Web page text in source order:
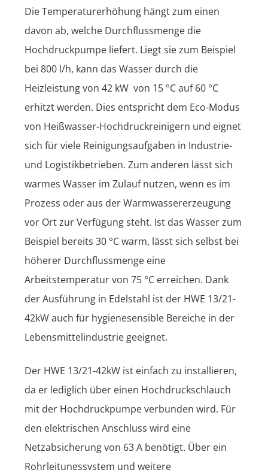
Die Temperaturerhöhung hängt zum einen
davon ab, welche Durchflussmenge die
Hochdruckpumpe liefert. Liegt sie zum Beispiel
bei 800 l/h, kann das Wasser durch die
Heizleistung von 42 kW von 15 °C auf 60 °C
erhitzt werden. Dies entspricht dem Eco-Modus
von Heißwasser-Hochdruckreinigern und eignet
sich für viele Reinigungsaufgaben in Industrie-
und Logistikbetrieben. Zum anderen lässt sich
warmes Wasser im Zulauf nutzen, wenn es im
Prozess oder aus der Warmwassererzeugung
vor Ort zur Verfügung steht. Ist das Wasser zum
Beispiel bereits 30 °C warm, lässt sich selbst bei
höherer Durchflussmenge eine
Arbeitstemperatur von 75 °C erreichen. Dank
der Ausführung in Edelstahl ist der HWE 13/21-
42kW auch für hygienesensible Bereiche in der
Lebensmittelindustrie geeignet.
Der HWE 13/21-42kW ist einfach zu installieren,
da er lediglich über einen Hochdruckschlauch
mit der Hochdruckpumpe verbunden wird. Für
den elektrischen Anschluss wird eine
Netzabsicherung von 63 A benötigt. Über ein
Rohrleitungssystem und weitere
2026
Christian
Landmaschinen